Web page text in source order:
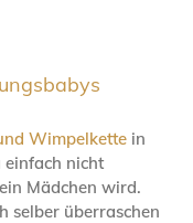
Wimpelkette in
einfach nicht
Mädchen wird.
selber überraschen